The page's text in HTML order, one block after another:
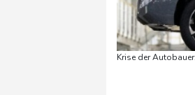
Krise der